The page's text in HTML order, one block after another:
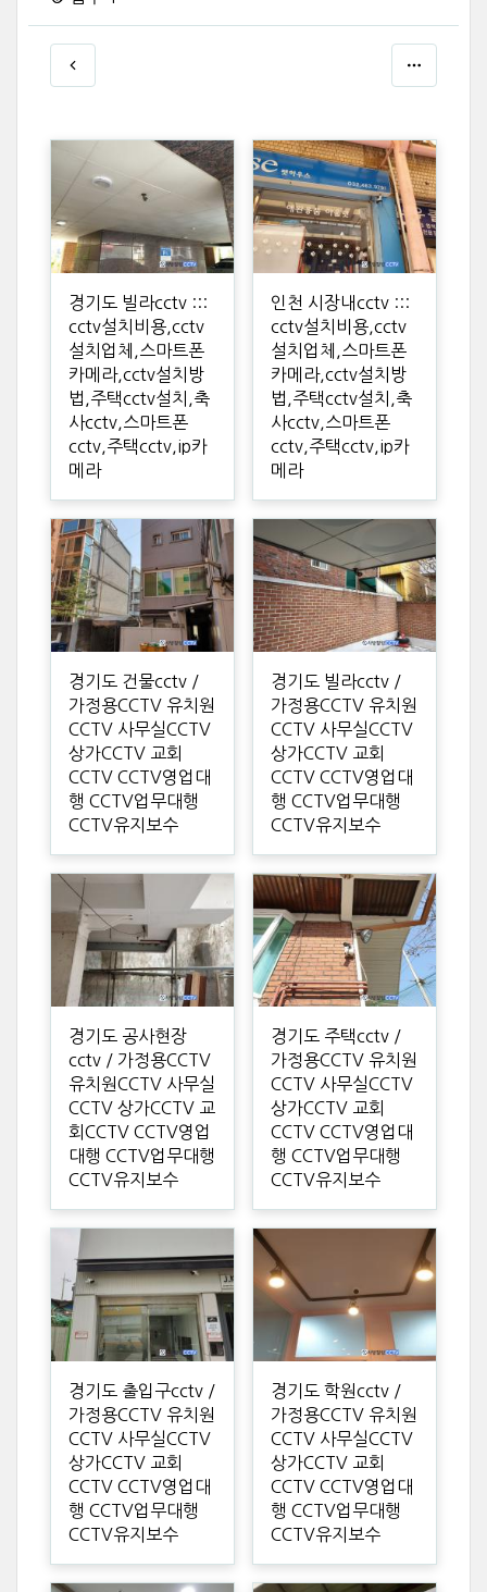
경기도 빌라cctv :::
cctv설치비용,cctv
설치업체,스마트폰
카메라,cctv설치방
법,주택cctv설치,축
사cctv,스마트폰
cctv,주택cctv,ip카
메라
인천 시장내cctv :::
cctv설치비용,cctv
설치업체,스마트폰
카메라,cctv설치방
법,주택cctv설치,축
사cctv,스마트폰
cctv,주택cctv,ip카
메라
경기도 건물cctv /
가정용CCTV 유치원
CCTV 사무실CCTV
상가CCTV 교회
CCTV CCTV영업대
행 CCTV업무대행
CCTV유지보수
경기도 빌라cctv /
가정용CCTV 유치원
CCTV 사무실CCTV
상가CCTV 교회
CCTV CCTV영업대
행 CCTV업무대행
CCTV유지보수
경기도 공사현장
cctv / 가정용CCTV
유치원CCTV 사무실
CCTV 상가CCTV 교
회CCTV CCTV영업
대행 CCTV업무대행
CCTV유지보수
경기도 주택cctv /
가정용CCTV 유치원
CCTV 사무실CCTV
상가CCTV 교회
CCTV CCTV영업대
행 CCTV업무대행
CCTV유지보수
경기도 출입구cctv /
가정용CCTV 유치원
CCTV 사무실CCTV
상가CCTV 교회
CCTV CCTV영업대
행 CCTV업무대행
CCTV유지보수
경기도 학원cctv /
가정용CCTV 유치원
CCTV 사무실CCTV
상가CCTV 교회
CCTV CCTV영업대
행 CCTV업무대행
CCTV유지보수